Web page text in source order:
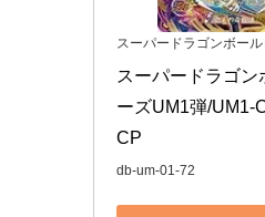
スーパードラゴンボー
スーパードラゴン
ーズUM1弾/UM1-
CP
db-um-01-72